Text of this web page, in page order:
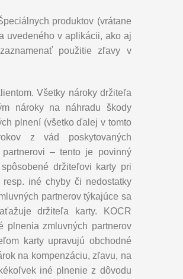
produktov (vrátane
uvedeného v aplikácii, ako aj
použitie zľavy v
Všetky nároky držiteľa
nároky na náhradu škody
plnení (všetko ďalej v tomto
z vád poskytovaných
– tento je povinný
držiteľovi karty pri
iné chyby či nedostatky
partnerov týkajúce sa
držiteľa karty. KOCR
plnenia zmluvných partnerov
karty upravujú obchodné
na kompenzáciu, zľavu, na
iné plnenie z dôvodu